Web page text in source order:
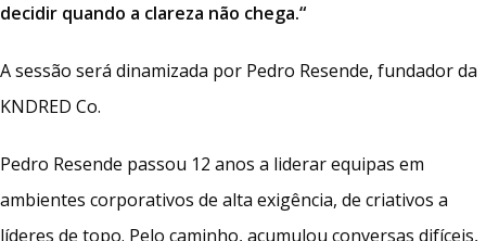
decidir quando a clareza não chega.“
A sessão será dinamizada por Pedro Resende, fundador da
KNDRED Co.
Pedro Resende passou 12 anos a liderar equipas em
ambientes corporativos de alta exigência, de criativos a
líderes de topo. Pelo caminho, acumulou conversas difíceis,